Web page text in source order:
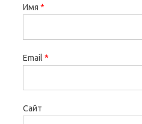
Имя *
Email *
Сайт